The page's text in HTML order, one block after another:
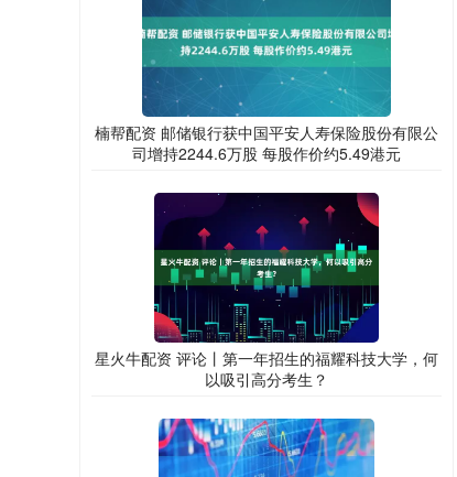
楠帮配资 邮储银行获中国平安人寿保险股份有限公
司增持2244.6万股 每股作价约5.49港元
星火牛配资 评论丨第一年招生的福耀科技大学，何
以吸引高分考生？